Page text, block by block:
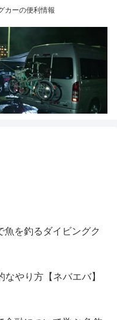
ーの便利情報
魚を釣るダイビングク
なやり方【ネバエバ】